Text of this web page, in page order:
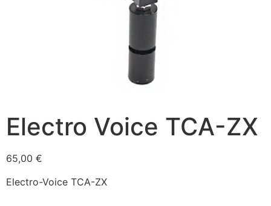
Electro Voice TCA-ZX
65,00 €
Electro-Voice TCA-ZX